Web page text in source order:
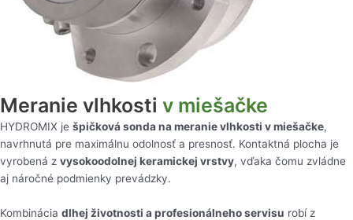
Meranie vlhkosti v miešačke
HYDROMIX je špičková sonda na meranie vlhkosti v miešačke,
navrhnutá pre maximálnu odolnosť a presnosť. Kontaktná plocha je
vyrobená z vysokoodolnej keramickej vrstvy, vďaka čomu zvládne
aj náročné podmienky prevádzky.
Kombinácia dlhej životnosti a profesionálneho servisu robí z